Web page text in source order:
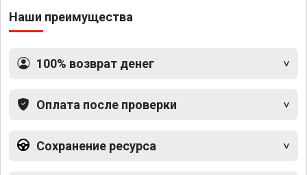
Наши преимущества
100% возврат денег
Оплата после проверки
Сохранение ресурса